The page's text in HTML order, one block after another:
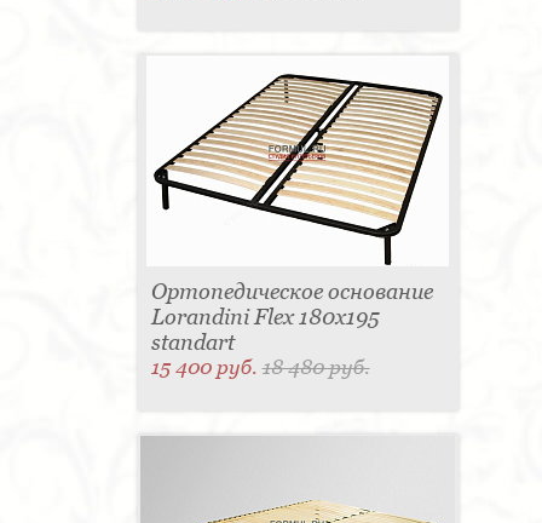
Ортопедическое основание
Lorandini Flex 180x195
standart
15 400 руб.18 480 руб.